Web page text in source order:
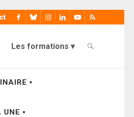
Les formations
▪
UNE ▪